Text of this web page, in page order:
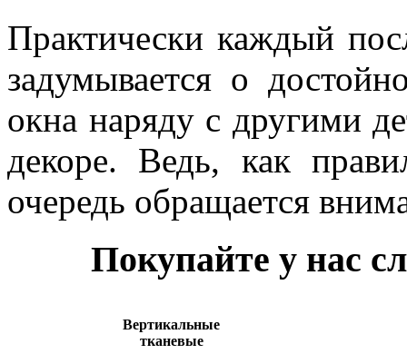
Практически каждый
задумывается о
окна наряду с другими
декоре. Ведь, как
очередь обращается
Покупайте у нас
Вертикальные
тканевые